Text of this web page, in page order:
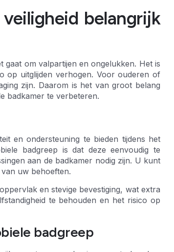
belangrijk
gaat om valpartijen en ongelukken. Het is
op uitglijden verhogen. Voor ouderen of
zijn. Daarom is het van groot belang
badkamer te verbeteren.
en ondersteuning te bieden tijdens het
badgreep is dat deze eenvoudig te
aan de badkamer nodig zijn. U kunt
uw behoeften.
en stevige bevestiging, wat extra
te behouden en het risico op
badgreep